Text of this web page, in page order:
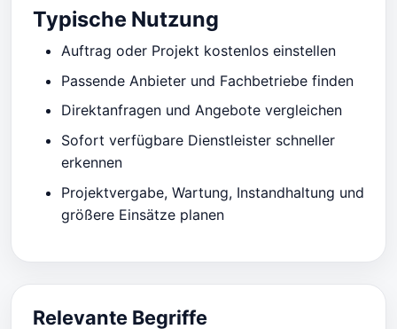
Typische Nutzung
Auftrag oder Projekt kostenlos einstellen
Passende Anbieter und Fachbetriebe finden
Direktanfragen und Angebote vergleichen
Sofort verfügbare Dienstleister schneller
erkennen
Projektvergabe, Wartung, Instandhaltung und
größere Einsätze planen
Relevante Begriffe